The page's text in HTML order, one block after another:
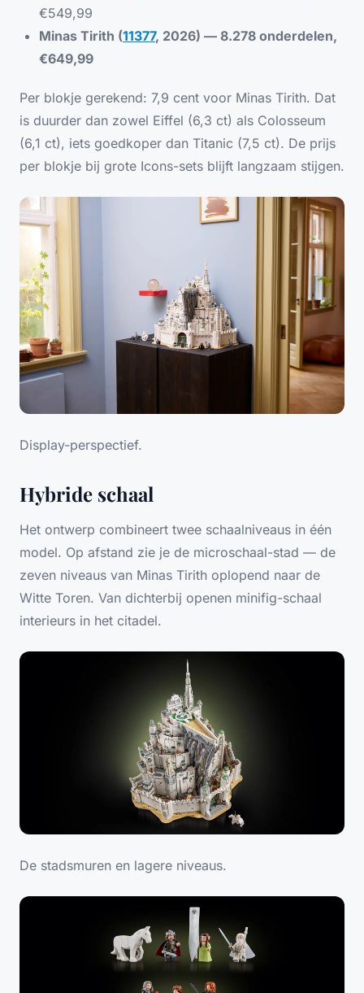
€549,99
Minas Tirith (11377, 2026) — 8.278 onderdelen,
€649,99
Per blokje gerekend: 7,9 cent voor Minas Tirith. Dat
is duurder dan zowel Eiffel (6,3 ct) als Colosseum
(6,1 ct), iets goedkoper dan Titanic (7,5 ct). De prijs
per blokje bij grote Icons-sets blijft langzaam stijgen.
Display-perspectief.
Hybride schaal
Het ontwerp combineert twee schaalniveaus in één
model. Op afstand zie je de microschaal-stad — de
zeven niveaus van Minas Tirith oplopend naar de
Witte Toren. Van dichterbij openen minifig-schaal
interieurs in het citadel.
De stadsmuren en lagere niveaus.